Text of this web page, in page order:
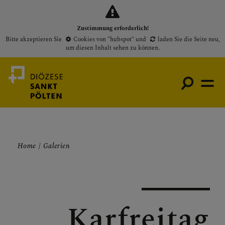
Zustimmung erforderlich!
Bitte akzeptieren Sie
Cookies von "hubspot"und laden Sie die Seite neu,
um diesen Inhalt sehen zu können.
Medienportal
Home Galerien